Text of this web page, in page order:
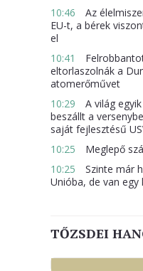
10:46
Az
EU-t, a bérek
el
10:41
eltorlaszolnák a
atomerőművet
10:29
A világ
beszállt a
saját fejlesztésű
10:25
Meglepő
10:25
Szinte már
Unióba, de van
TŐZSDEI